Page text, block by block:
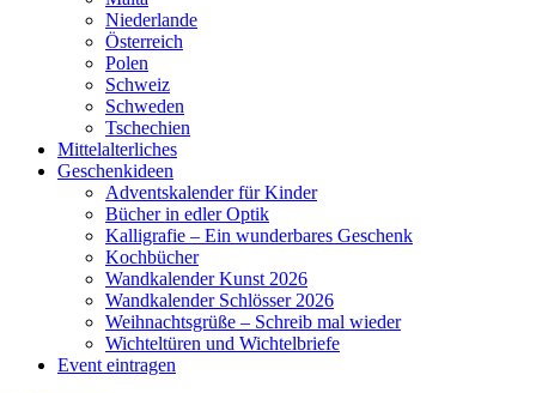
Niederlande
Österreich
Polen
Schweiz
Schweden
Tschechien
Mittelalterliches
Geschenkideen
Adventskalender für Kinder
Bücher in edler Optik
Kalligrafie – Ein wunderbares Geschenk
Kochbücher
Wandkalender Kunst 2026
Wandkalender Schlösser 2026
Weihnachtsgrüße – Schreib mal wieder
Wichteltüren und Wichtelbriefe
Event eintragen